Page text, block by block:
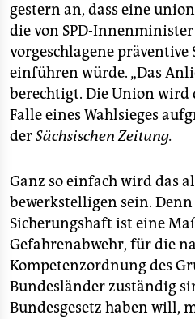
verlag
veranstaltungen
shop
fragen & hilfe
unterstützen
abo
genossenschaft
epaper login
gestern an, dass eine
die von SPD-
vorgeschlagene präventive
einführen würde. „Das
berechtigt. Die Union wird
Falle eines Wahlsieges
derSächsischen Zeitung.
Ganz so einfach wird das
bewerkstelligen sein.
Sicherungshaft ist eine
Gefahrenabwehr, für die
Kompetenzordnung des
Bundesländer zuständig
Bundesgesetz haben will,